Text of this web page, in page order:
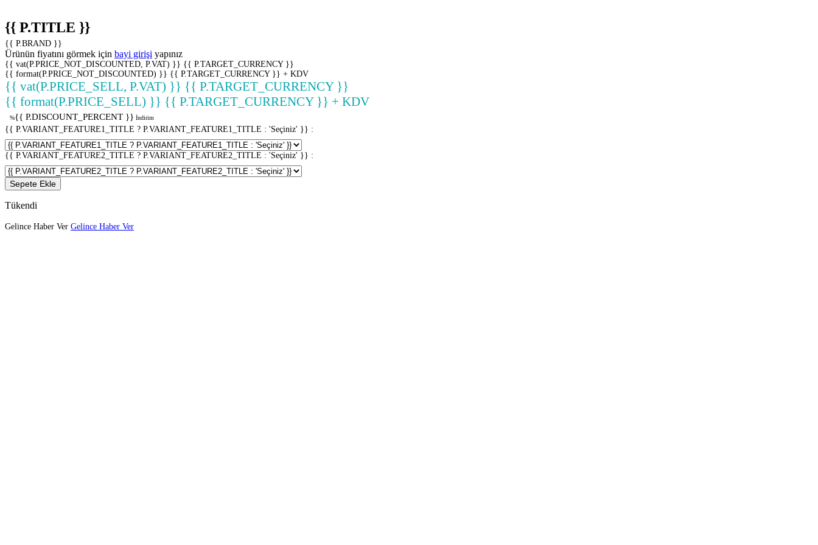
{{ P.TITLE }}
{{ P.BRAND }}
Ürünün fiyatını görmek için bayi girişi yapınız
{{ vat(P.PRICE_NOT_DISCOUNTED, P.VAT) }} {{ P.TARGET_CURRENCY }}
{{ format(P.PRICE_NOT_DISCOUNTED) }} {{ P.TARGET_CURRENCY }} + KDV
{{ vat(P.PRICE_SELL, P.VAT) }} {{ P.TARGET_CURRENCY }}
{{ format(P.PRICE_SELL) }} {{ P.TARGET_CURRENCY }} + KDV
%{{ P.DISCOUNT_PERCENT }} İndirim
{{ P.VARIANT_FEATURE1_TITLE ? P.VARIANT_FEATURE1_TITLE : 'Seçiniz' }} :
{{ P.VARIANT_FEATURE2_TITLE ? P.VARIANT_FEATURE2_TITLE : 'Seçiniz' }} :
Sepete Ekle
Tükendi
Gelince Haber Ver Gelince Haber Ver